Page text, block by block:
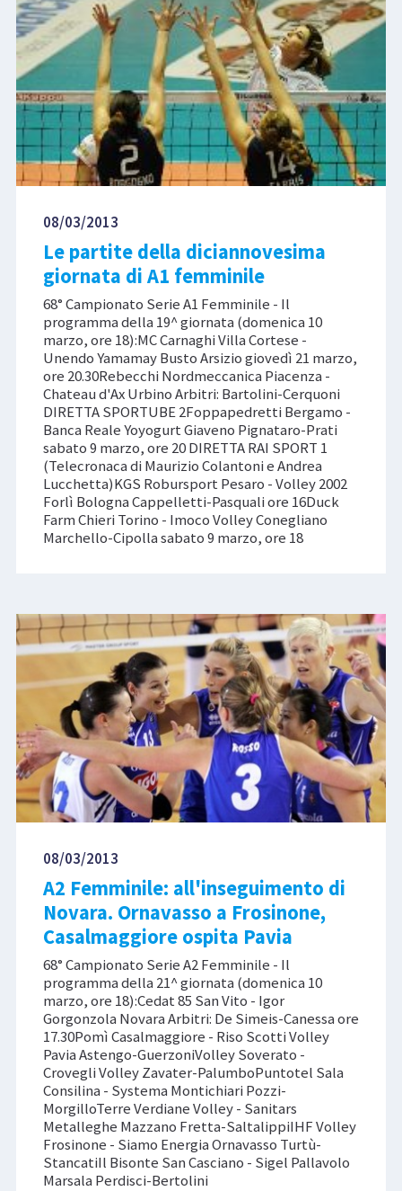
08/03/2013
Le partite della diciannovesima
giornata di A1 femminile
68° Campionato Serie A1 Femminile - Il
programma della 19^ giornata (domenica 10
marzo, ore 18):MC Carnaghi Villa Cortese -
Unendo Yamamay Busto Arsizio giovedì 21 marzo,
ore 20.30Rebecchi Nordmeccanica Piacenza -
Chateau d'Ax Urbino Arbitri: Bartolini-Cerquoni
DIRETTA SPORTUBE 2Foppapedretti Bergamo -
Banca Reale Yoyogurt Giaveno Pignataro-Prati
sabato 9 marzo, ore 20 DIRETTA RAI SPORT 1
(Telecronaca di Maurizio Colantoni e Andrea
Lucchetta)KGS Robursport Pesaro - Volley 2002
Forlì Bologna Cappelletti-Pasquali ore 16Duck
Farm Chieri Torino - Imoco Volley Conegliano
Marchello-Cipolla sabato 9 marzo, ore 18
08/03/2013
A2 Femminile: all'inseguimento di
Novara. Ornavasso a Frosinone,
Casalmaggiore ospita Pavia
68° Campionato Serie A2 Femminile - Il
programma della 21^ giornata (domenica 10
marzo, ore 18):Cedat 85 San Vito - Igor
Gorgonzola Novara Arbitri: De Simeis-Canessa ore
17.30Pomì Casalmaggiore - Riso Scotti Volley
Pavia Astengo-GuerzoniVolley Soverato -
Crovegli Volley Zavater-PalumboPuntotel Sala
Consilina - Systema Montichiari Pozzi-
MorgilloTerre Verdiane Volley - Sanitars
Metalleghe Mazzano Fretta-SaltalippiIHF Volley
Frosinone - Siamo Energia Ornavasso Turtù-
StancatiIl Bisonte San Casciano - Sigel Pallavolo
Marsala Perdisci-Bertolini